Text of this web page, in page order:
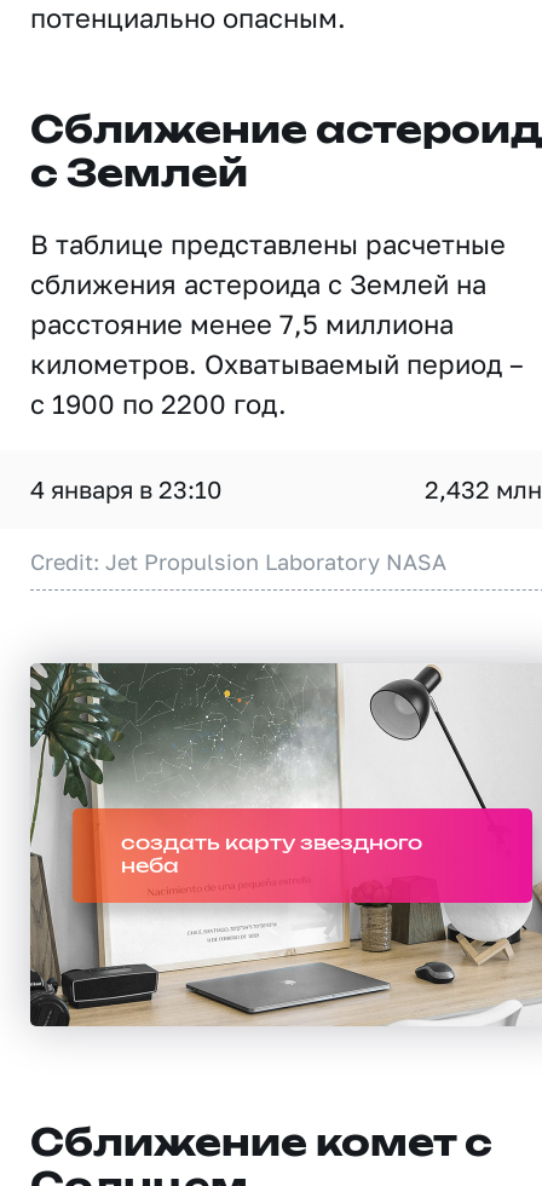
потенциально опасным.
Сближение
с Землей
В таблице представлены расчетные
сближения астероида с Землей на
расстояние менее 7,5 миллиона
километров. Охватываемый период –
с 1900 по 2200 год.
4 января в 23:10 2,432
Credit: Jet Propulsion Laboratory NASA
создать карту звездного
неба
Сближение комет с